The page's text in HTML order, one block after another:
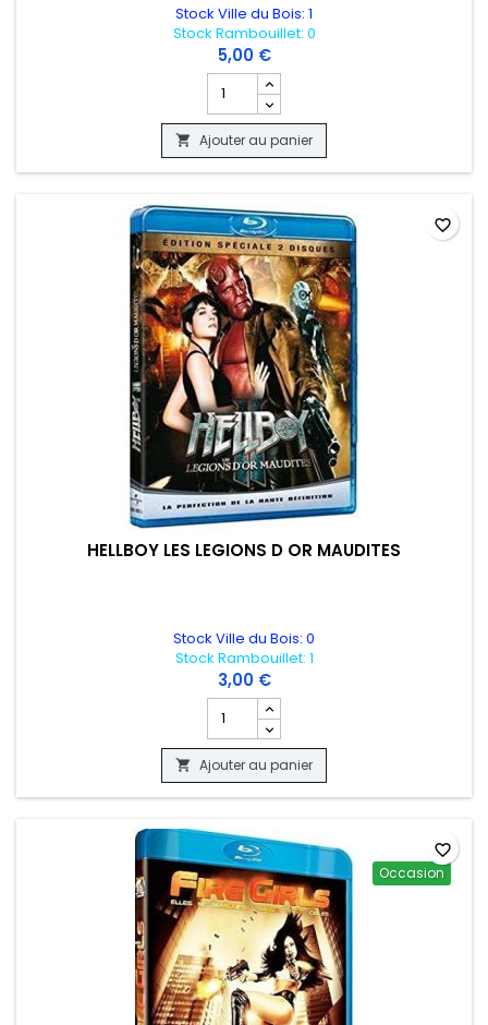
Stock Ville du Bois: 1
Stock Rambouillet: 0
5,00 €
Champ quantité du produit BENJAMIN
 Ajouter au panier
HELLBOY LES LEGIONS D OR MAUDITES
Stock Ville du Bois: 0
Stock Rambouillet: 1
3,00 €
Champ quantité du produit HELLBOY LES
 Ajouter au panier
favorite_border
Occasion
favorite_border